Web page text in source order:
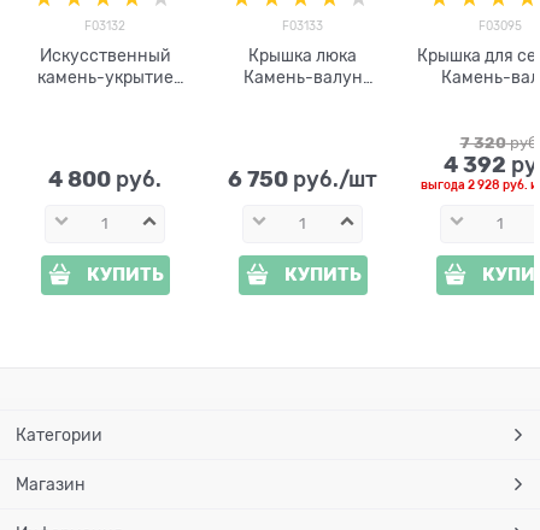
F03132
Искусственный
камень-укрытие
4 800 руб.
КУПИТЬ
F03133
Крышка люка
Камень-валун
6 750 руб./шт
КУПИТЬ
F03095
Крышка для
Камень-
7 320 руб.
4 392
выгода 2 928 руб.
Категории
Магазин